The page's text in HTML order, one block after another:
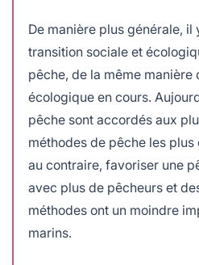
De manière plus générale, il
transition sociale et
pêche, de la même
écologique en cours.
pêche sont accordés aux
méthodes de pêche les
au contraire, favoriser une
avec plus de pêcheurs et
méthodes ont un moindre
marins.